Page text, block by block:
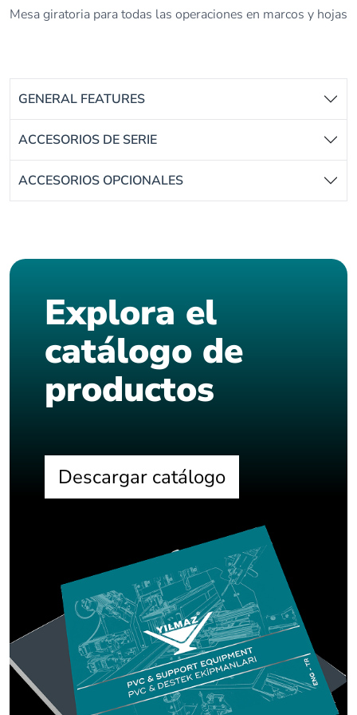
Mesa giratoria para todas las operaciones en marcos y hojas
GENERAL FEATURES
ACCESORIOS DE SERIE
ACCESORIOS OPCIONALES
Explora el
catálogo de
productos
Descargar catálogo